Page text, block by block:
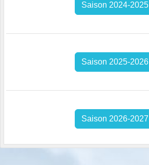
Saison 2024-2025
Saison 2025-2026
Saison 2026-2027